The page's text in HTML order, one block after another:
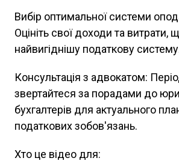
Вибір оптимальної системи
Оцініть свої доходи та витрати,
найвигіднішу податкову
Консультація з адвокатом:
звертайтеся за порадами до
бухгалтерів для актуального
податкових зобов'язань.
Хто це відео для: